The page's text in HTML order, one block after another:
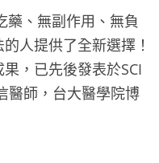
、無副作用、無負
人提供了全新選擇！
，已先後發表於SCI
醫師，台大醫學院博